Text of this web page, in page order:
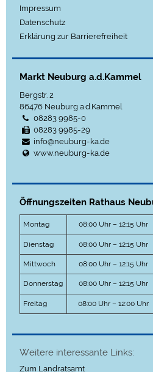
Impressum
Datenschutz
Erklärung zur Barrierefreiheit
Markt Neuburg a.d.Kammel
Bergstr. 2
86476 Neuburg a.d.Kammel
08283 9985-0
08283 9985-29
info@neuburg-ka.de
www.neuburg-ka.de
Öffnungszeiten Rathaus
Montag 08:00 Uhr – 12:15 Uhr
Dienstag 08:00 Uhr – 12:15 Uhr
Mittwoch 08:00 Uhr – 12:15 Uhr
Donnerstag 08:00 Uhr – 12:15 Uhr
Freitag 08:00 Uhr – 12:00 Uhr
Weitere interessante Links:
Zum Landratsamt